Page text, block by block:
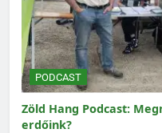
PODCAST
Zöld Hang Podcast:
erdőink?